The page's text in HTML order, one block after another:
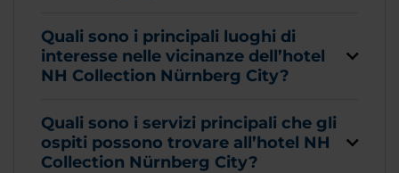
Quali sono i principali luoghi di
interesse nelle vicinanze dell’hotel
NH Collection Nürnberg City?
Quali sono i servizi principali che gli
ospiti possono trovare all’hotel NH
Collection Nürnberg City?